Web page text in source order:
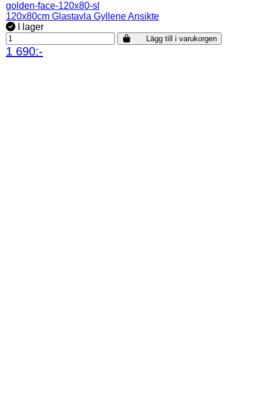
golden-face-120x80-sl
120x80cm Glastavla Gyllene Ansikte
I lager
Lägg till i varukorgen
1 690:-